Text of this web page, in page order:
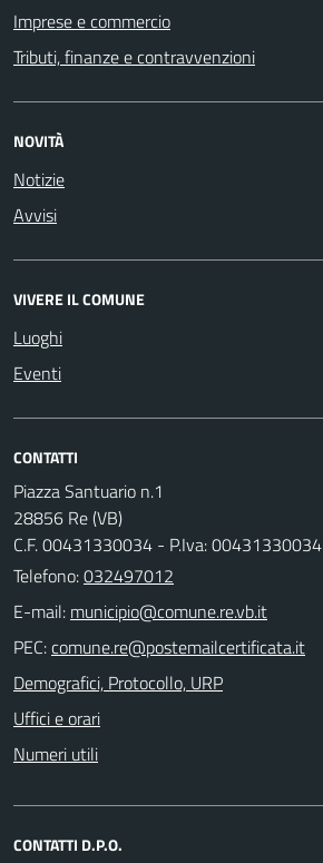
Imprese e commercio
Tributi, finanze e contravvenzioni
NOVITÀ
Notizie
Avvisi
VIVERE IL COMUNE
Luoghi
Eventi
CONTATTI
Piazza Santuario n.1
28856 Re (VB)
C.F. 00431330034 - P.Iva: 00431330034
Telefono:032497012
E-mail:
PEC:
Demografici, Protocollo, URP
Uffici e orari
Numeri utili
CONTATTI D.P.O.